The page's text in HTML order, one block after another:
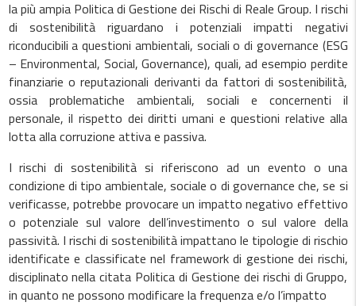
la più ampia Politica di Gestione dei Rischi di Reale Group. I rischi
di sostenibilità riguardano i potenziali impatti negativi
riconducibili a questioni ambientali, sociali o di governance (ESG
– Environmental, Social, Governance), quali, ad esempio perdite
finanziarie o reputazionali derivanti da fattori di sostenibilità,
ossia problematiche ambientali, sociali e concernenti il
personale, il rispetto dei diritti umani e questioni relative alla
lotta alla corruzione attiva e passiva.
I rischi di sostenibilità si riferiscono ad un evento o una
condizione di tipo ambientale, sociale o di governance che, se si
verificasse, potrebbe provocare un impatto negativo effettivo
o potenziale sul valore dell’investimento o sul valore della
passività. I rischi di sostenibilità impattano le tipologie di rischio
identificate e classificate nel framework di gestione dei rischi,
disciplinato nella citata Politica di Gestione dei rischi di Gruppo,
in quanto ne possono modificare la frequenza e/o l’impatto